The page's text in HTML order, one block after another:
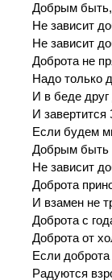
Добрым быть,
Не зависит
Не зависит
Доброта не
Надо только
И в беде друг
И
Если будем
Добрым быть
Не зависит
Доброта
И взамен не
Доброта с
Доброта от
Если доброта
Радуются